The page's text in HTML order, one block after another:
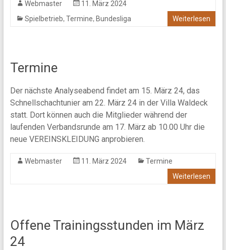
Webmaster
11. März 2024
Spielbetrieb, Termine, Bundesliga Weiterlesen
Termine
Der nächste Analyseabend findet am 15. März 24, das
Schnellschachtunier am 22. März 24 in der Villa Waldeck
statt. Dort können auch die Mitglieder während der
laufenden Verbandsrunde am 17. März ab 10.00 Uhr die
neue VEREINSKLEIDUNG anprobieren.
Webmaster 11. März 2024
Termine
Weiterlesen
Offene Trainingsstunden im März
24